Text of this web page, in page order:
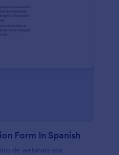
Form In Spanish
de webinars esa